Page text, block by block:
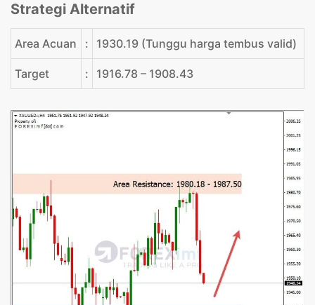
Strategi Alternatif
Area Acuan : 1930.19 (Tunggu harga tembus valid)
Target : 1916.78 – 1908.43